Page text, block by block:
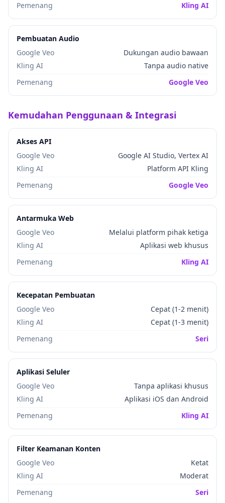
Pemenang
Kling AI
Pembuatan Audio
Google Veo
Dukungan audio bawaan
Kling AI
Tanpa audio native
Pemenang
Google Veo
Kemudahan Penggunaan & Integrasi
Akses API
Google Veo
Google AI Studio, Vertex AI
Kling AI
Platform API Kling
Pemenang
Google Veo
Antarmuka Web
Google Veo
Melalui platform pihak ketiga
Kling AI
Aplikasi web khusus
Pemenang
Kling AI
Kecepatan Pembuatan
Google Veo
Cepat (1-2 menit)
Kling AI
Cepat (1-3 menit)
Pemenang
Seri
Aplikasi Seluler
Google Veo
Tanpa aplikasi khusus
Kling AI
Aplikasi iOS dan Android
Pemenang
Kling AI
Filter Keamanan Konten
Google Veo
Ketat
Kling AI
Moderat
Pemenang
Seri